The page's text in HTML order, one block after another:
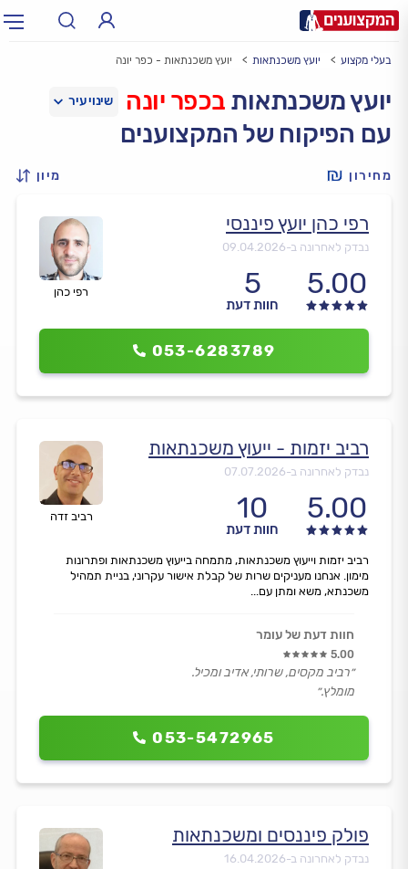
עירעיר: תל אביב, חיפה…
בעלי מקצוע יועץ משכנתאות יועץ משכנתאות - כפר יונה
יועץ משכנתאות בכפר יונה
עם הפיקוח של המקצוענים
מחירון מיון
רפי כהן
רפי כהן יועץ פיננסי
נבדק לאחרונה ב-09.04.2026
5.00
5
חוות דעת
053-6283789
רביב זדה
רביב יזמות - ייעוץ משכנתאות
נבדק לאחרונה ב-07.07.2026
5.00
10
חוות דעת
053-5472965
רביב יזמות וייעוץ משכנתאות, מתמחה בייעוץ משכנתאות ופתרונות
מימון. אנחנו מעניקים שרות של קבלת אישור עקרוני, בניית תמהיל
משכנתא, משא ומתן עם...
חוות דעת של עומר
5.00
״רביב מקסים, שרותי, אדיב ומכיל.
מומלץ.״
פולק פיננסים ומשכנתאות
נבדק לאחרונה ב-16.04.2026